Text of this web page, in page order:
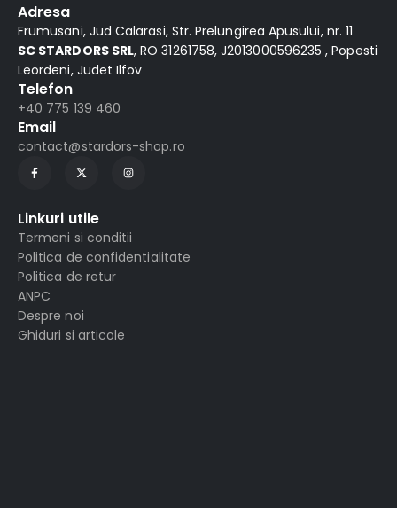
Adresa
Frumusani, Jud Calarasi, Str. Prelungirea Apusului, nr. 11
SC STARDORS SRL, RO 31261758, J2013000596235 , Popesti
Leordeni, Judet Ilfov
Telefon
+40 775 139 460
Email
contact@stardors-shop.ro
Linkuri utile
Termeni si conditii
Politica de confidentialitate
Politica de retur
ANPC
Despre noi
Ghiduri si articole